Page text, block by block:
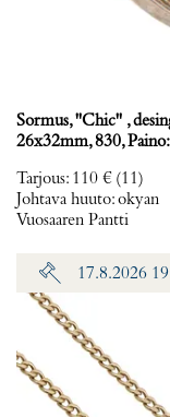
Sormus, ''Chic'' ,
26x32mm, 830,
Tarjous: 110 € (11)
Johtava huuto:okyan
Vuosaaren Pantti
17.8.2026